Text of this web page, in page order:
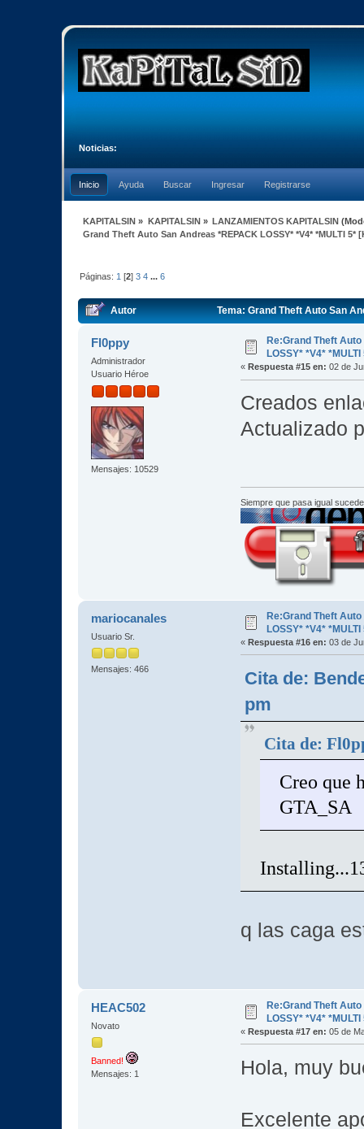
Noticias:
Inicio Ayuda Buscar Ingresar Registrarse
KAPITALSIN » KAPITALSIN» LANZAMIENTOS KAPITALSIN
Grand Theft Auto San Andreas *REPACK LOSSY* *V4* *MULTI 5*
Páginas: 1 [2]3 4 ...6
Autor Tema: Grand Theft Auto San
veces)
Fl0ppy
Administrador
Usuario Héroe
Mensajes: 10529
Re:Grand Theft
LOSSY* *V4*
« Respuesta #15 en: 02 de
Creados
Actualizado
Siempre que pasa igual
mariocanales
Usuario Sr.
Mensajes: 466
Re:Grand Theft
LOSSY* *V4*
« Respuesta #16 en: 03 de
Cita de:
pm
Cita de:
Creo que
GTA_SA
q las caga
HEAC502
Novato
Banned!
Mensajes: 1
Re:Grand Theft
LOSSY* *V4*
« Respuesta #17 en: 05 de
Hola, muy
Excelente